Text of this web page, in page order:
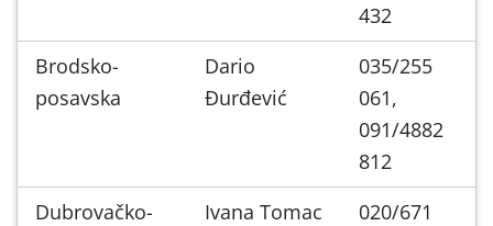
432
Brodsko-
posavska
Dario
Đurđević
035/255
061,
091/4882
812
Dubrovačko-
Ivana Tomac
020/671